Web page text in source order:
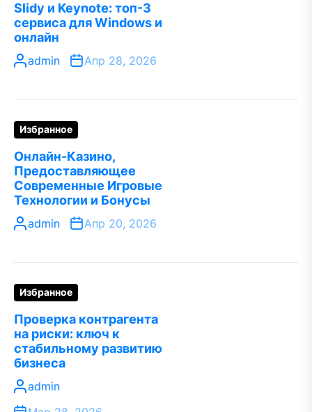
Slidy и Keynote: топ-3
сервиса для Windows и
онлайн
admin Апр 28, 2026
Избранное
Онлайн-Казино,
Предоставляющее
Современные Игровые
Технологии и Бонусы
admin Апр 20, 2026
Избранное
Проверка контрагента
на риски: ключ к
стабильному развитию
бизнеса
admin